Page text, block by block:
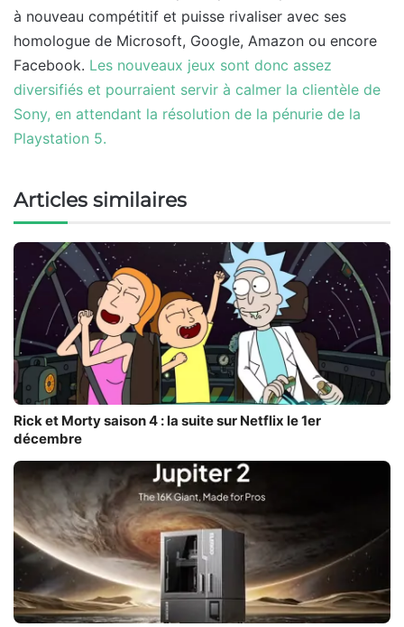
à nouveau compétitif et puisse rivaliser avec ses
homologue de Microsoft, Google, Amazon ou encore
Facebook. Les nouveaux jeux sont donc assez
diversifiés et pourraient servir à calmer la clientèle de
Sony, en attendant la résolution de la pénurie de la
Playstation 5.
Articles similaires
Rick et Morty saison 4 : la suite sur Netflix le 1er
décembre